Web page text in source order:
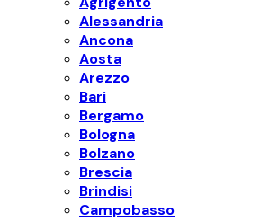
Alessandria
Ancona
Aosta
Arezzo
Bari
Bergamo
Bologna
Bolzano
Brescia
Brindisi
Campobasso